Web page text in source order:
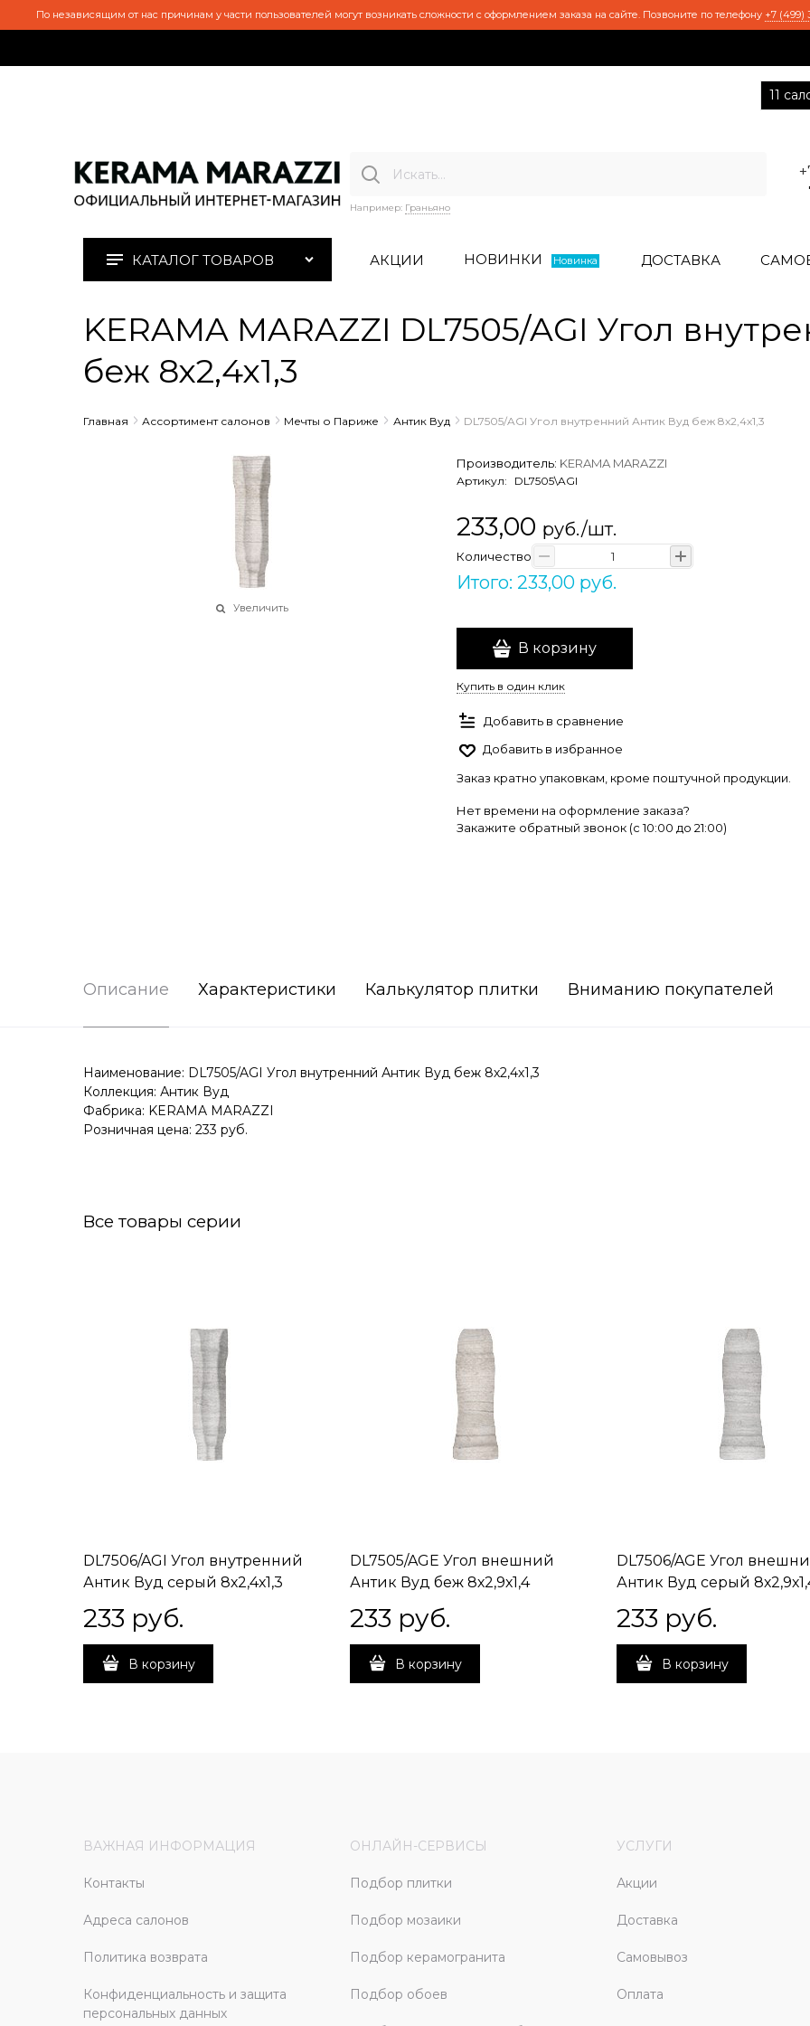
По независящим от нас причинам у части пользователей могут возникать сложности с оформлением заказа на сайте. Позвоните по телефону +7 (499)
11
Например: Граньяно
КАТАЛОГ ТОВАРОВ АКЦИИ НОВИНКИ Новинка ДОСТАВКА
KERAMA MARAZZI DL7505/AGI Угол
беж 8х2,4х1,3
Главная Ассортимент салонов Мечты о Париже Антик Вуд DL7505/AGI Угол внутренний Антик Вуд беж 8х2,4х1,3
Увеличить
Производитель: KERAMA MARAZZI
Артикул: DL7505\AGI
233,00 руб./шт.
Количество
Итого: 233,00 руб.
В корзину
Купить в один клик
Добавить в сравнение
Добавить в избранное
Заказ кратно упаковкам, кроме поштучной продукции.
Нет времени на оформление заказа?
Закажите обратный звонок (c 10:00 до 21:00)
Описание Характеристики Калькулятор плитки Вниманию покупателей
Наименование: DL7505/AGI Угол внутренний Антик Вуд беж 8х2,4х1,3
Коллекция: Антик Вуд
Фабрика: KERAMA MARAZZI
Розничная цена: 233 руб.
Все товары серии
DL7506/AGI Угол внутренний
Антик Вуд серый 8х2,4х1,3
233 руб.
В корзину
DL7505/AGE Угол внешний
Антик Вуд беж 8х2,9х1,4
233 руб.
В корзину
DL7506/AGE Угол
Антик Вуд серый
233 руб.
В корзину
ВАЖНАЯ ИНФОРМАЦИЯ
Контакты
Адреса салонов
Политика возврата
Конфиденциальность и защита
персональных данных
ОНЛАЙН-СЕРВИСЫ
Подбор плитки
Подбор мозаики
Подбор керамогранита
Подбор обоев
УСЛУГИ
Акции
Доставка
Самовывоз
Оплата